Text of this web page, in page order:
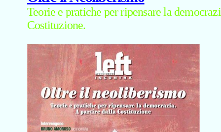
Teorie e pratiche per ripensare la
Costituzione.